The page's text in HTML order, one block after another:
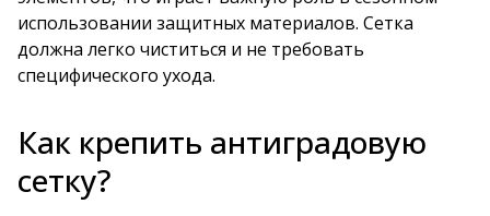
использовании защитных материалов. Сетка
должна легко чиститься и не требовать
специфического ухода.
Как крепить антиградовую
сетку?